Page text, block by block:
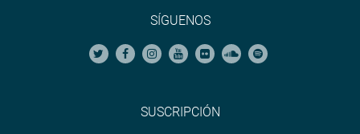
SÍGUENOS
SUSCRIPCIÓN